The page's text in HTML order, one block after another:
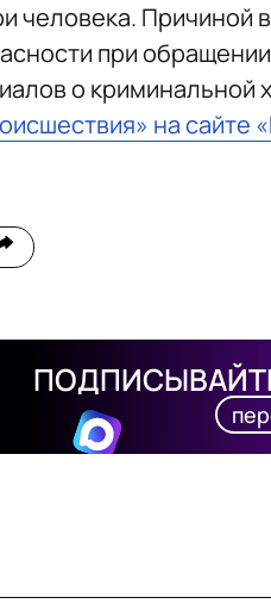
человека. Причиной
при
о криминальной
на сайте